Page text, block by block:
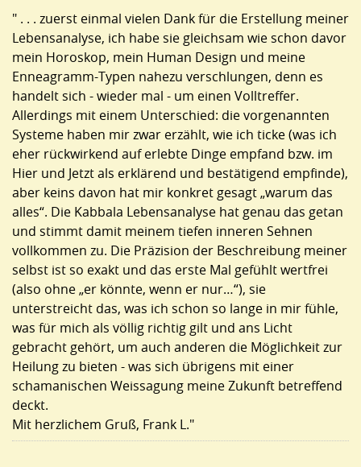
KONTAKT
" . . . zuerst einmal vielen Dank für die Erstellung meiner
Lebensanalyse, ich habe sie gleichsam wie schon davor
mein Horoskop, mein Human Design und meine
Enneagramm-Typen nahezu verschlungen, denn es
handelt sich - wieder mal - um einen Volltreffer.
Allerdings mit einem Unterschied: die vorgenannten
Systeme haben mir zwar erzählt, wie ich ticke (was ich
eher rückwirkend auf erlebte Dinge empfand bzw. im
Hier und Jetzt als erklärend und bestätigend empfinde),
aber keins davon hat mir konkret gesagt „warum das
alles“. Die Kabbala Lebensanalyse hat genau das getan
und stimmt damit meinem tiefen inneren Sehnen
vollkommen zu. Die Präzision der Beschreibung meiner
selbst ist so exakt und das erste Mal gefühlt wertfrei
(also ohne „er könnte, wenn er nur…“), sie
unterstreicht das, was ich schon so lange in mir fühle,
was für mich als völlig richtig gilt und ans Licht
gebracht gehört, um auch anderen die Möglichkeit zur
Heilung zu bieten - was sich übrigens mit einer
schamanischen Weissagung meine Zukunft betreffend
deckt.
Mit herzlichem Gruß, Frank L."